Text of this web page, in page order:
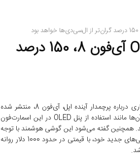
فناوری 3D TOUCH صفحه نمایش OLED آی‌فون 8، 150 درصد
شایعات بسیاری درباره پرچمدار آینده اپل، آی‌فون 8، منتشر شده
که برخی از آن‌ها مانند استفاده از پنل OLED در این اسمارت‌فون
همچنین گفته می‌شود این گوشی هوشمند با توجه
به تنوع ویژگی‌های جدید خود، با قیمتی در حدود 1000 دلار روانه